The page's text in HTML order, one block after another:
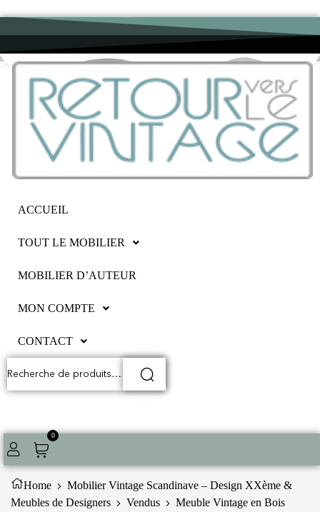
ACCUEIL
TOUT LE MOBILIER
MOBILIER D’AUTEUR
MON COMPTE
CONTACT
0
Home
Mobilier Vintage Scandinave – Design XXème &
Meubles de Designers
Vendus
Meuble Vintage en Bois